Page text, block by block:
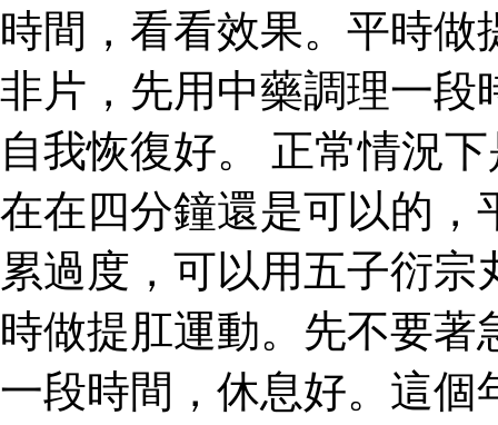
時間，看看效果。平時
非片，先用中藥調理一段
自我恢復好。 正常情況
在在四分鐘還是可以的，
累過度，可以用五子衍
時做提肛運動。先不要
一段時間，休息好。這